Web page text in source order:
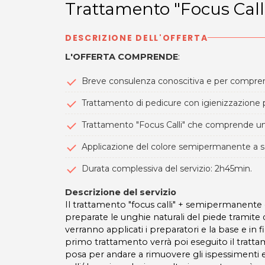
Trattamento "Focus
DESCRIZIONE DELL'OFFERTA
L'OFFERTA COMPRENDE:
Breve consulenza conoscitiva e per
Trattamento di pedicure con igienizzazione
Trattamento "Focus Calli" che comprende
Applicazione del colore semipermanente a
Durata complessiva del servizio: 2h45min.
Descrizione del servizio
Il trattamento "focus calli" +
preparate le unghie naturali del piede tramite
verranno applicati i preparatori e la base e in
primo trattamento verrà poi eseguito il
posa per andare a rimuovere gli ispessimenti